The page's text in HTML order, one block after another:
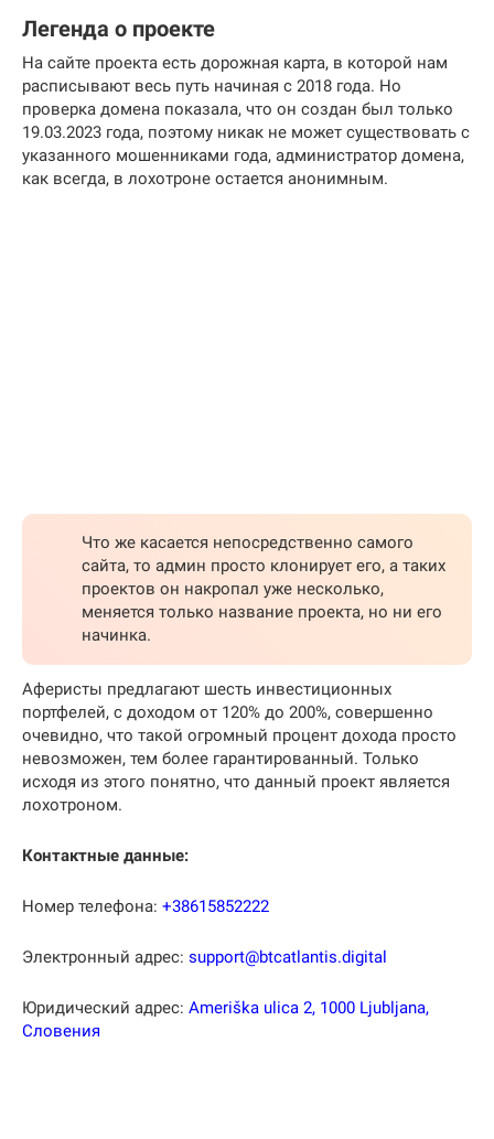
Легенда о проекте
На сайте проекта есть дорожная карта, в которой нам
расписывают весь путь начиная с 2018 года. Но
проверка домена показала, что он создан был только
19.03.2023 года, поэтому никак не может существовать с
указанного мошенниками года, администратор домена,
как всегда, в лохотроне остается анонимным.
Что же касается непосредственно самого
сайта, то админ просто клонирует его, а таких
проектов он накропал уже несколько,
меняется только название проекта, но ни его
начинка.
Аферисты предлагают шесть инвестиционных
портфелей, с доходом от 120% до 200%, совершенно
очевидно, что такой огромный процент дохода просто
невозможен, тем более гарантированный. Только
исходя из этого понятно, что данный проект является
лохотроном.
Контактные данные:
Номер телефона: +38615852222
Электронный адрес: support@btcatlantis.digital
Юридический адрес: Ameriška ulica 2, 1000 Ljubljana,
Словения